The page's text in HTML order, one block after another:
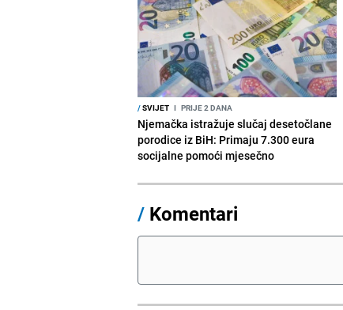
/SVIJET I PRIJE 2 DANA
Njemačka istražuje slučaj desetočlane
porodice iz BiH: Primaju 7.300 eura
socijalne pomoći mjesečno
/ Komentari